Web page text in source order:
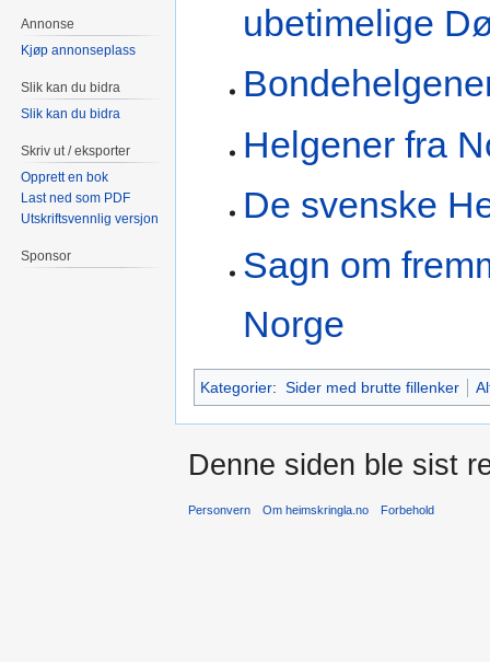
ubetimelige
Helgener fra
De svenske
Sagn om
Norge
Kategorier: Sider med brutte fillenker
Annonse
Kjøp annonseplass
Slik kan du bidra
Slik kan du bidra
Skriv ut / eksporter
Opprett en bok
Last ned som PDF
Utskriftsvennlig versjon
Sponsor
Denne siden ble sist
Personvern Om heimskringla.no Forbehold